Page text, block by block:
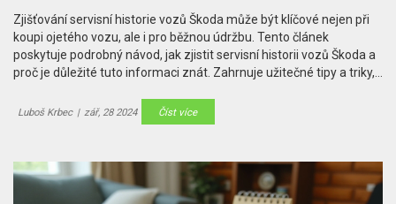
Zjišťování servisní historie vozů Škoda může být klíčové nejen při
koupi ojetého vozu, ale i pro běžnou údržbu. Tento článek
poskytuje podrobný návod, jak zjistit servisní historii vozů Škoda a
proč je důležité tuto informaci znát. Zahrnuje užitečné tipy a triky,
Luboš Krbec | zář, 28 2024 Číst více